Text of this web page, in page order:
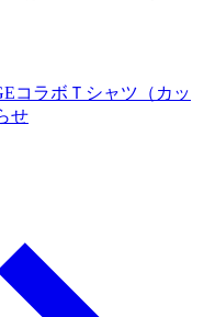
コラボＴシャツ（カッ
せ